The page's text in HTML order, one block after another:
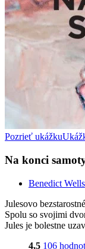
Pozrieť ukážku
Na konci
Benedict Wells
Julesovo
Spolu so svojimi
Jules je bolestne
4,5 106